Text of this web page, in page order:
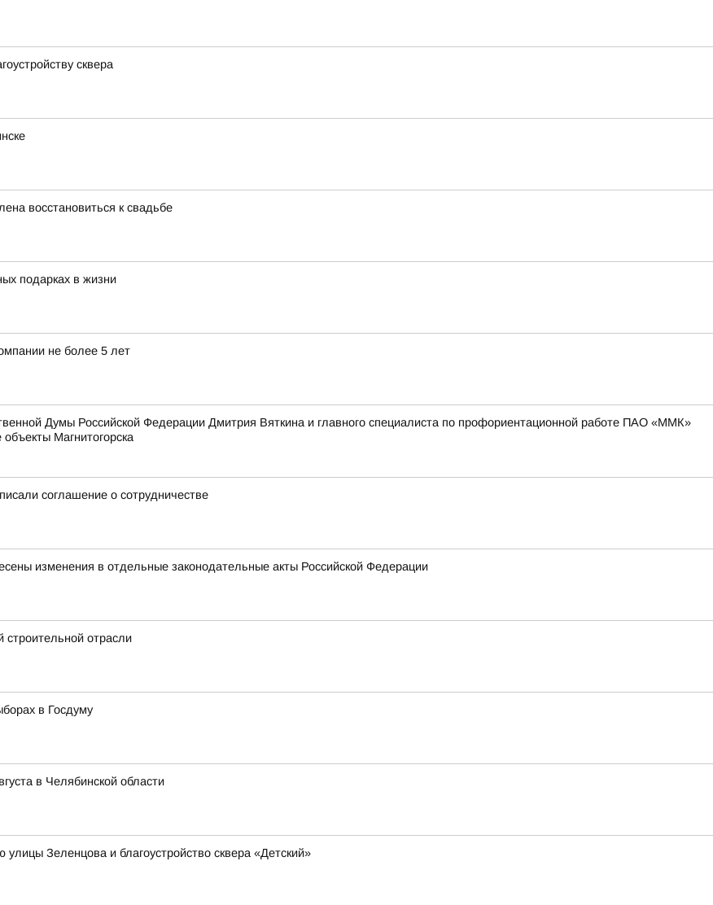
сквера
восстановиться к свадьбе
подарках в жизни
не более 5 лет
Думы Российской Федерации Дмитрия Вяткина и главного специалиста по профориентационной работе ПАО «ММК»
Магнитогорска
соглашение о сотрудничестве
изменения в отдельные законодательные акты Российской Федерации
строительной отрасли
в Госдуму
в Челябинской области
улицы Зеленцова и благоустройство сквера «Детский»